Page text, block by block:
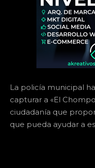
La policía municipal
capturar a «El
ciudadanía que
que pueda ayudar a